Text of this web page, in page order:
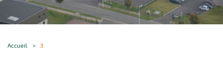
Accueil 3